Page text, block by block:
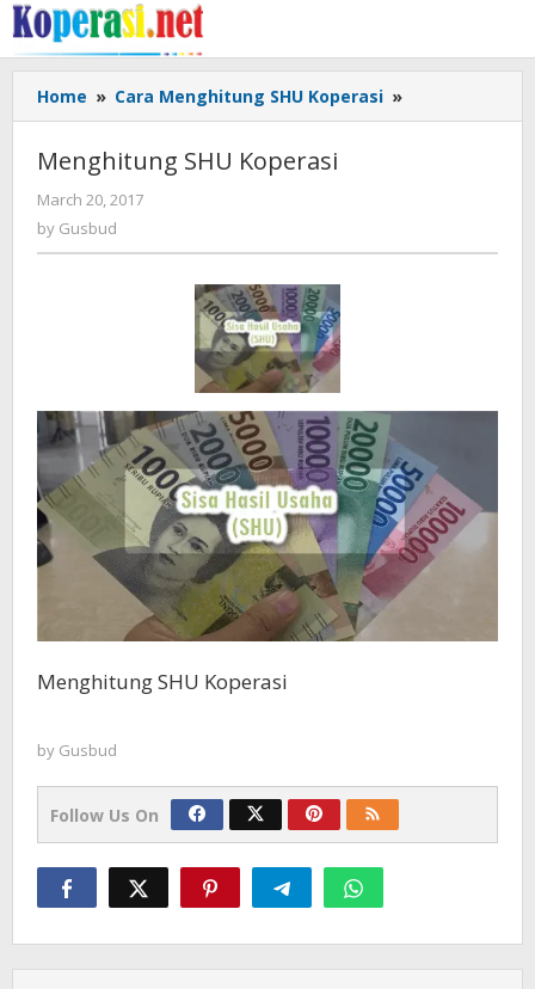
Skip
to
content
Home » Cara Menghitung SHU Koperasi »
SHU
Menghitung SHU Koperasi
March 20, 2017
by Gusbud
Menghitung SHU Koperasi
by Gusbud
Follow Us On